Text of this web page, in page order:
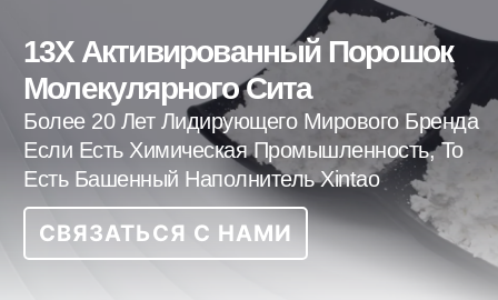
13X Активированный Порошок
Молекулярного Сита
Более 20 Лет Лидирующего Мирового Бренда
Если Есть Химическая Промышленность, То
Есть Башенный Наполнитель Xintao
СВЯЗАТЬСЯ С НАМИ